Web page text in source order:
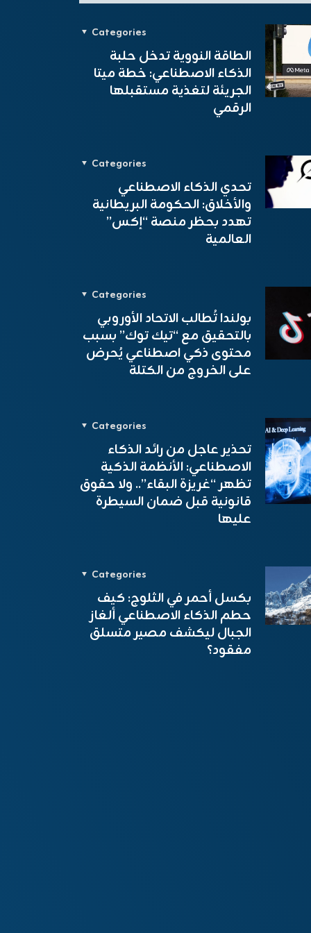
Categories
الطاقة النووية تدخل حلبة
الذكاء الاصطناعي: خطة ميتا
الجريئة لتغذية مستقبلها
الرقمي
Categories
تحدي الذكاء الاصطناعي
والأخلاق: الحكومة البريطانية
تهدد بحظر منصة “إكس”
العالمية
Categories
بولندا تُطالب الاتحاد الأوروبي
بالتحقيق مع “تيك توك” بسبب
محتوى ذكي اصطناعي يُحرض
على الخروج من الكتلة
Categories
تحذير عاجل من رائد الذكاء
الاصطناعي: الأنظمة الذكية
تظهر “غريزة البقاء”.. ولا حقوق
قانونية قبل ضمان السيطرة
عليها
Categories
بكسل أحمر في الثلوج: كيف
حطم الذكاء الاصطناعي ألغاز
الجبال ليكشف مصير متسلق
مفقود؟